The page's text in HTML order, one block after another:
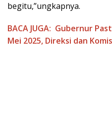
begitu,”ungkapnya.
BACA JUGA: Gubernur
Mei 2025, Direksi dan